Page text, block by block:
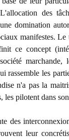
des
domination
manifestes.
ce concept
rassemble les
n'a pas la
les pilotent dans
des
leur